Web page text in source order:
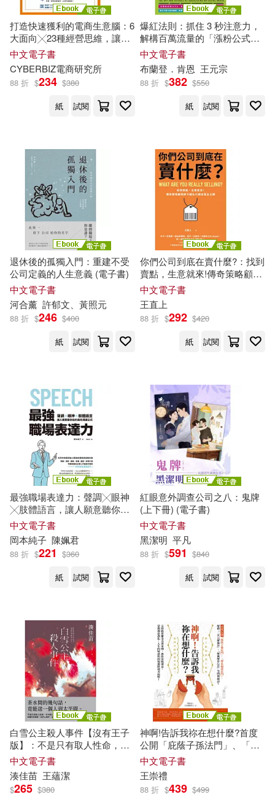
打造快速獲利的電商生意腦：6
大面向╳23種經營思維，讓
35,000家公司接軌成長引擎的
實戰攻略 (電子書)
中文電子書
CYBERBIZ電商研究所
88 折 $234 $380
紙
試閱
爆紅法則：抓住 3 秒注意力，
解構百萬流量的「漲粉公式」
與底層演算法 (電子書)
中文電子書
布蘭登．肯恩 王元宗
88 折 $382 $550
紙
試閱
退休後的孤獨入門：重建不受
公司定義的人生意義 (電子書)
中文電子書
河合薰 許郁文、黃照元
88 折 $246 $400
紙
試閱
你們公司到底在賣什麼?：找到
賣點，生意就來!傳奇策略顧問
師不藏私行銷祕笈全公開 (電子
書)
中文電子書
王直上
88 折 $292 $420
紙
試閱
最強職場表達力：聲調╳眼神
╳肢體語言，讓人願意聽你說
的高效溝通公式 (電子書)
中文電子書
岡本純子 陳姵君
88 折 $221 $360
紙
試閱
紅眼意外調查公司之八：鬼牌
(上下冊) (電子書)
中文電子書
黑潔明 平凡
88 折 $591 $840
紙
試閱
白雪公主殺人事件【沒有王子
版】：不是只有取人性命，才
叫殺人──湊佳苗最瘋狂的「惡
意」之作! (電子書)
中文電子書
湊佳苗 王蘊潔
$265 $380
神啊!告訴我祢在想什麼?首度
公開「庇蔭子孫法門」、「增
長福慧法門」，五段曲折離奇
真實案例，教你知曉神意，蒙
獲神恩護佑! (電子書)
中文電子書
王崇禮
88 折 $439 $499